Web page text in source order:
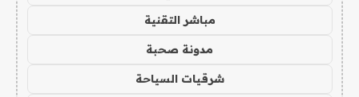
مباشر التقنية
مدونة صحبة
شرقيات السياحة